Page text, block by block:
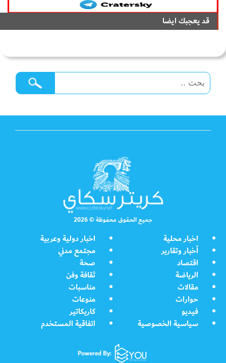
قد يعجبك ايضا
جميع الحقوق محفوظة © 2026
اخبار محلية
اخبار دولية وعربية
أخبار وتقارير
مجتمع مدني
اقتصاد
صحة
الرياضة
ثقافة وفن
مقالات
مناسبات
حوارات
منوعات
فيديو
كاريكاتير
سياسية الخصوصية
اتفاقية المستخدم
Powered By: